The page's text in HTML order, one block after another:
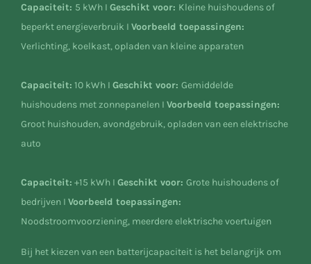
Capaciteit: 5 kWh I Geschikt voor: Kleine huishoudens of
beperkt energieverbruik I Voorbeeld toepassingen:
Verlichting, koelkast, opladen van kleine apparaten
Capaciteit: 10 kWh I Geschikt voor: Gemiddelde
huishoudens met zonnepanelen I Voorbeeld toepassingen:
Groot huishouden, avondgebruik, opladen van een elektrische
auto
Capaciteit: +15 kWh I Geschikt voor: Grote huishoudens of
bedrijven I Voorbeeld toepassingen:
Noodstroomvoorziening, meerdere elektrische voertuigen
Bij het kiezen van een batterijcapaciteit is het belangrijk om